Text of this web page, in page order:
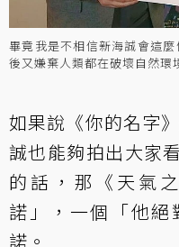
畢竟我是不相信新海誠會這
後又嫌棄人類都在破壞自然環
如果說《你的名字
誠也能夠拍出大家
的話，那《天氣
諾」，一個「他
諾。